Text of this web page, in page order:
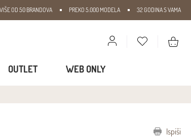
VIŠE OD 50 BRANDOVA PREKO 5.000 MODELA 32 GODINA S VAMA
OUTLET WEB ONLY
Ispiši